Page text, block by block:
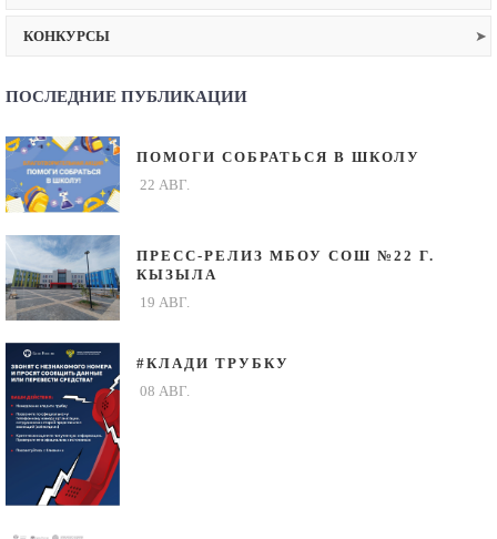
КОНКУРСЫ
ПОСЛЕДНИЕ ПУБЛИКАЦИИ
ПОМОГИ СОБРАТЬСЯ В ШКОЛУ
22 АВГ.
ПРЕСС-РЕЛИЗ МБОУ СОШ №22 Г.
КЫЗЫЛА
19 АВГ.
#КЛАДИ ТРУБКУ
08 АВГ.